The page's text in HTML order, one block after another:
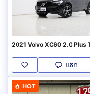
2021 Volvo XC60 2.0 Plus
แชท
HOT